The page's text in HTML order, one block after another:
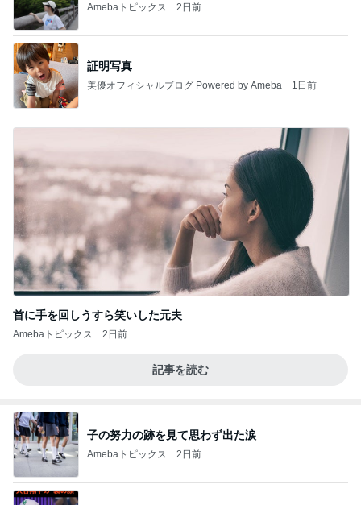
Amebaトピックス 2日前
証明写真
美優オフィシャルブログ Powered by Ameba 1日前
首に手を回しうすら笑いした元夫
Amebaトピックス 2日前
記事を読む
子の努力の跡を見て思わず出た涙
Amebaトピックス 2日前